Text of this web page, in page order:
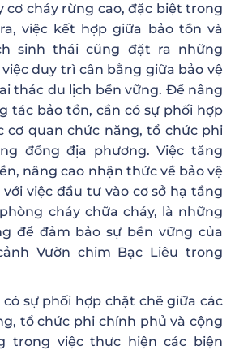
cơ cháy rừng cao, đặc biệt trong
việc kết hợp giữa bảo tồn và
sinh thái cũng đặt ra những
duy trì cân bằng giữa bảo vệ
thác du lịch bền vững. Để nâng
tác bảo tồn, cần có sự phối hợp
cơ quan chức năng, tổ chức phi
đồng địa phương. Việc tăng
nâng cao nhận thức về bảo vệ
việc đầu tư vào cơ sở hạ tầng
cháy chữa cháy, là những
để đảm bảo sự bền vững của
Vườn chim Bạc Liêu trong
có sự phối hợp chặt chẽ giữa các
tổ chức phi chính phủ và cộng
trong việc thực hiện các biện